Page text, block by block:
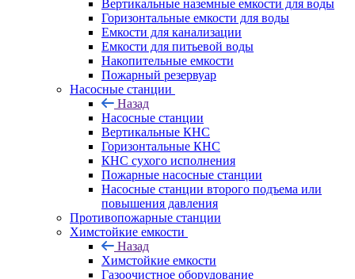
Вертикальные наземные емкости для воды
Горизонтальные емкости для воды
Емкости для канализации
Емкости для питьевой воды
Накопительные емкости
Пожарный резервуар
Насосные станции
Назад
Насосные станции
Вертикальные КНС
Горизонтальные КНС
КНС сухого исполнения
Пожарные насосные станции
Насосные cтанции второго подъема или
повышения давления
Противопожарные станции
Химстойкие емкости
Назад
Химстойкие емкости
Газоочистное оборудование